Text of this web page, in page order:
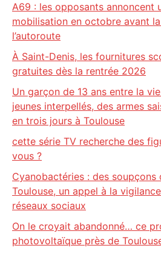
A69 : les opposants annoncent
mobilisation en octobre avant
l’autoroute
À Saint-Denis, les fournitures
gratuites dès la rentrée 2026
Un garçon de 13 ans entre la
jeunes interpellés, des armes
en trois jours à Toulouse
cette série TV recherche des
vous ?
Cyanobactéries : des soupçons
Toulouse, un appel à la
réseaux sociaux
On le croyait abandonné… ce
photovoltaïque près de